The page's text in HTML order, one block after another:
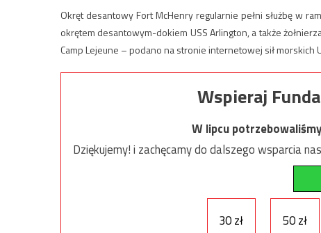
Okręt desantowy Fort McHenry regularnie pełni służbę w
okrętem desantowym-dokiem USS Arlington, a także
Camp Lejeune – podano na stronie internetowej sił morskich
Wspieraj
W lipcu
Dziękujemy! i zachęcamy do dalszego wsparcia
30 zł 50 zł